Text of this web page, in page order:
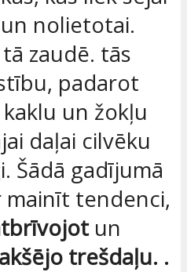
nolietotai.
zaudē. tās
padarot
un žokļu
daļai cilvēku
Šādā gadījumā
mainīt tendenci,
un
trešdaļu. .